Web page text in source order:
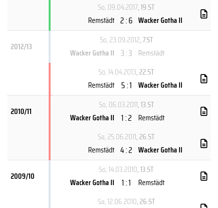
So, 09.04.2017, 19.ST
Remstädt 2 : 6 Wacker Gotha II
2012/13
So, 23.09.2012, 7.ST
Wacker Gotha II 3 : 3 Remstädt
So, 14.04.2013, 22.ST
Remstädt 5 : 1 Wacker Gotha II
2010/11
So, 06.03.2011, 13.ST
Wacker Gotha II 1 : 2 Remstädt
Sa, 25.06.2011, 26.ST
Remstädt 4 : 2 Wacker Gotha II
2009/10
So, 14.03.2010, 13.ST
Wacker Gotha II
1 : 1
Remstädt
Sa, 12.06.2010, 26.ST